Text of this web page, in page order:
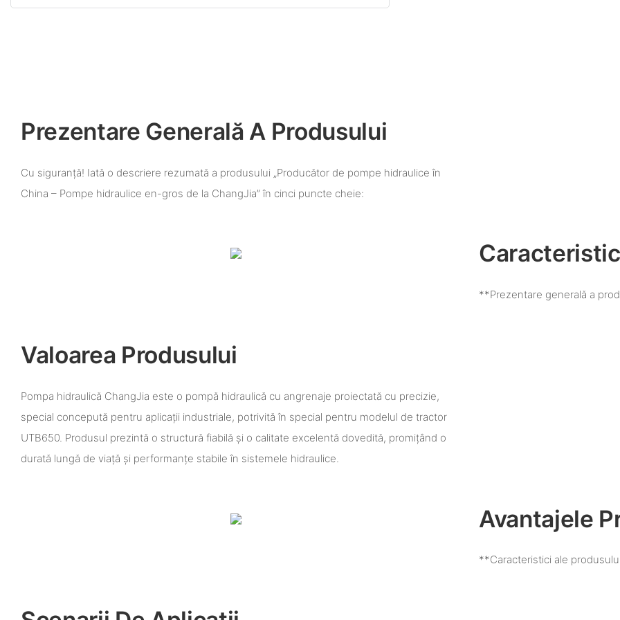
Prezentare Generală A Produsului
Cu siguranță! Iată o descriere rezumată a produsului „Producător de pompe hidraulice în
China – Pompe hidraulice en-gros de la ChangJia” în cinci puncte cheie:
**Prezentare generală a
Valoarea Produsului
Pompa hidraulică ChangJia este o pompă hidraulică cu angrenaje proiectată cu precizie,
special concepută pentru aplicații industriale, potrivită în special pentru modelul de tractor
UTB650. Produsul prezintă o structură fiabilă și o calitate excelentă dovedită, promițând o
durată lungă de viață și performanțe stabile în sistemele hidraulice.
Avantajele
**Caracteristici ale